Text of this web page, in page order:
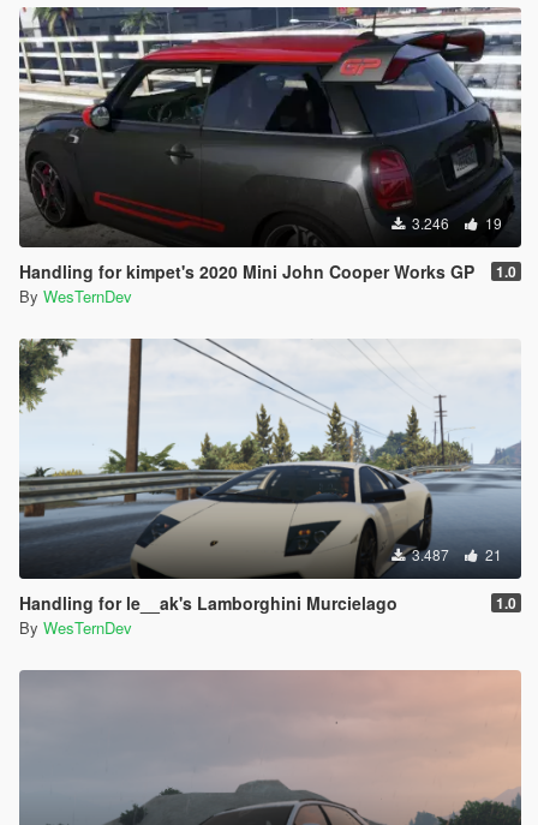
3.246 19
Handling for kimpet's 2020 Mini John Cooper Works GP 1.0
By WesTernDev
3.487 21
Handling for le__ak's Lamborghini Murcielago 1.0
By WesTernDev